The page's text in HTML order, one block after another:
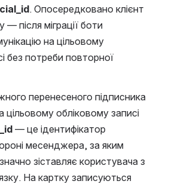
. Опосередковано клієнт
після міграції боти
на цільовому
без потреби повторної
перенесеного підписника
цільовому обліковому записі
— це ідентифікатор
месенджера, за яким
зіставляє користувача з
На картку записуються